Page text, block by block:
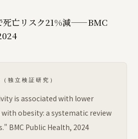
死亡リスク21%減——BMC
独立検証研究）
is associated with lower
obesity: a systematic review
BMC Public Health, 2024